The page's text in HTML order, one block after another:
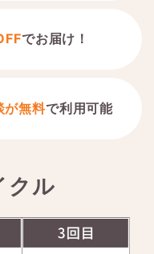
でお届け！
が無料で利用可能
クル